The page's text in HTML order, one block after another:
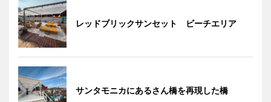
レッドブリックサンセット ビーチエリア
サンタモニカにあるさん橋を再現した橋